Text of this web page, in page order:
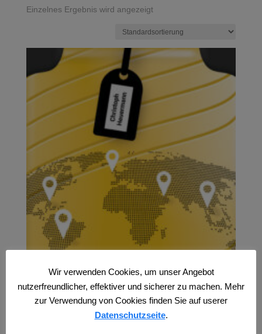
Einzelnes Ergebnis wird angezeigt
Wir verwenden Cookies, um unser Angebot
nutzerfreundlicher, effektiver und sicherer zu machen. Mehr
zur Verwendung von Cookies finden Sie auf userer
Datenschutzseite.